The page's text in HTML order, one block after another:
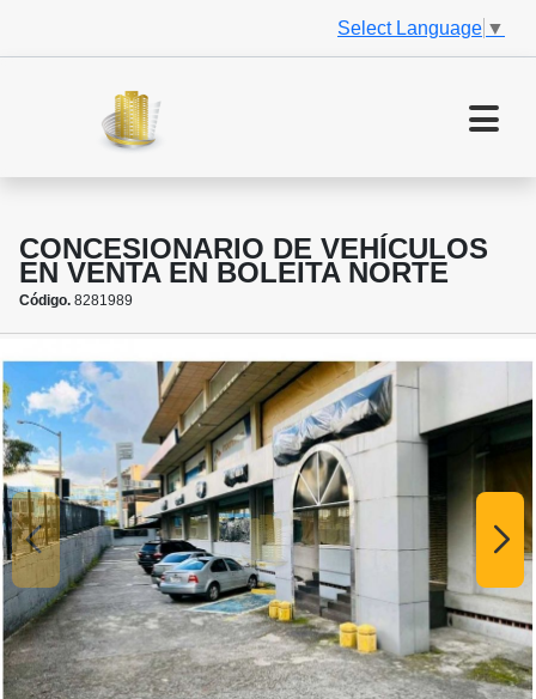
Select Language ▼
CONCESIONARIO DE VEHÍCULOS
EN VENTA EN BOLEITA NORTE
Código. 8281989